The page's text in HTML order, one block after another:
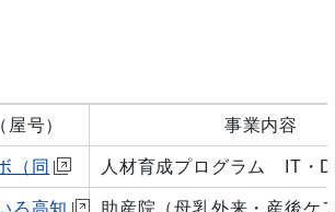
号） 事業内容
（同 人材育成プログラム IT・
ろ高知 助産院（母乳外来・産後ケ